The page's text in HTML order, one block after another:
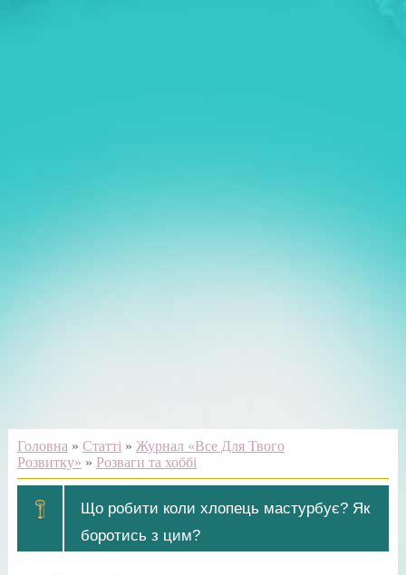
Головна » Статті » Журнал «Все Для Твого
Розвитку» » Розваги та хоббі
Що робити коли хлопець мастурбує? Як
боротись з цим?